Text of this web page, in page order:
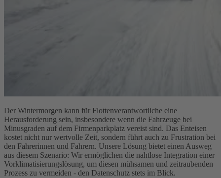
Der Wintermorgen kann für Flottenverantwortliche eine
Herausforderung sein, insbesondere wenn die Fahrzeuge bei
Minusgraden auf dem Firmenparkplatz vereist sind. Das Enteisen
kostet nicht nur wertvolle Zeit, sondern führt auch zu Frustration bei
den Fahrerinnen und Fahrern. Unsere Lösung bietet einen Ausweg
aus diesem Szenario: Wir ermöglichen die nahtlose Integration einer
Vorklimatisierungslösung, um diesen mühsamen und zeitraubenden
Prozess zu vermeiden - den Datenschutz stets im Blick.